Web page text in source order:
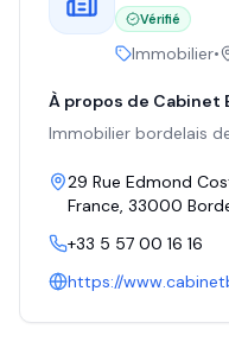
Vérifié
Immobilier•
À propos de Cabinet
Immobilier bordelais
29 Rue Edmond
France, 33000
+33 5 57 00 16 16
https://